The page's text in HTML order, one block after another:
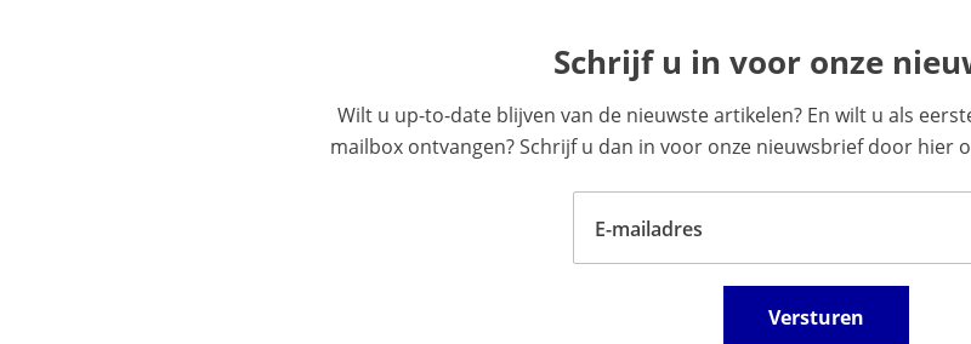
Schrijf u in voor onze
Wilt u up-to-date blijven van de nieuwste artikelen? En wilt u als
mailbox ontvangen? Schrijf u dan in voor onze nieuwsbrief door hier
E-mailadres
Versturen